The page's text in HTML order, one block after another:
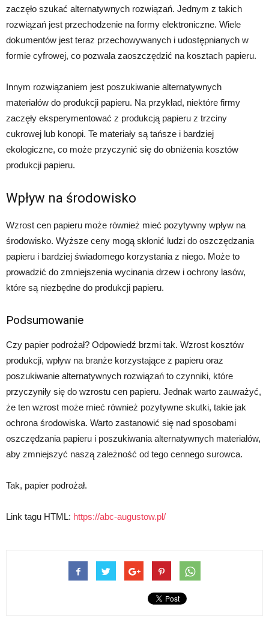
zaczęło szukać alternatywnych rozwiązań. Jednym z takich
rozwiązań jest przechodzenie na formy elektroniczne. Wiele
dokumentów jest teraz przechowywanych i udostępnianych w
formie cyfrowej, co pozwala zaoszczędzić na kosztach papieru.
Innym rozwiązaniem jest poszukiwanie alternatywnych
materiałów do produkcji papieru. Na przykład, niektóre firmy
zaczęły eksperymentować z produkcją papieru z trzciny
cukrowej lub konopi. Te materiały są tańsze i bardziej
ekologiczne, co może przyczynić się do obniżenia kosztów
produkcji papieru.
Wpływ na środowisko
Wzrost cen papieru może również mieć pozytywny wpływ na
środowisko. Wyższe ceny mogą skłonić ludzi do oszczędzania
papieru i bardziej świadomego korzystania z niego. Może to
prowadzić do zmniejszenia wycinania drzew i ochrony lasów,
które są niezbędne do produkcji papieru.
Podsumowanie
Czy papier podrożał? Odpowiedź brzmi tak. Wzrost kosztów
produkcji, wpływ na branże korzystające z papieru oraz
poszukiwanie alternatywnych rozwiązań to czynniki, które
przyczyniły się do wzrostu cen papieru. Jednak warto zauważyć,
że ten wzrost może mieć również pozytywne skutki, takie jak
ochrona środowiska. Warto zastanowić się nad sposobami
oszczędzania papieru i poszukiwania alternatywnych materiałów,
aby zmniejszyć naszą zależność od tego cennego surowca.
Tak, papier podrożał.
Link tagu HTML: https://abc-augustow.pl/